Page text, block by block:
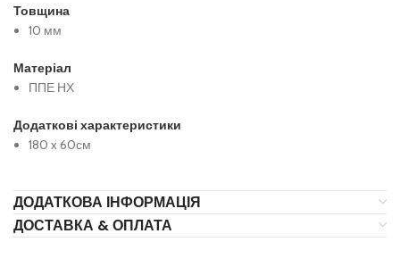
Товщина
10 мм
Матеріал
ППЕ НХ
Додаткові характеристики
180 x 60см
ДОДАТКОВА ІНФОРМАЦІЯ
ДОСТАВКА & ОПЛАТА